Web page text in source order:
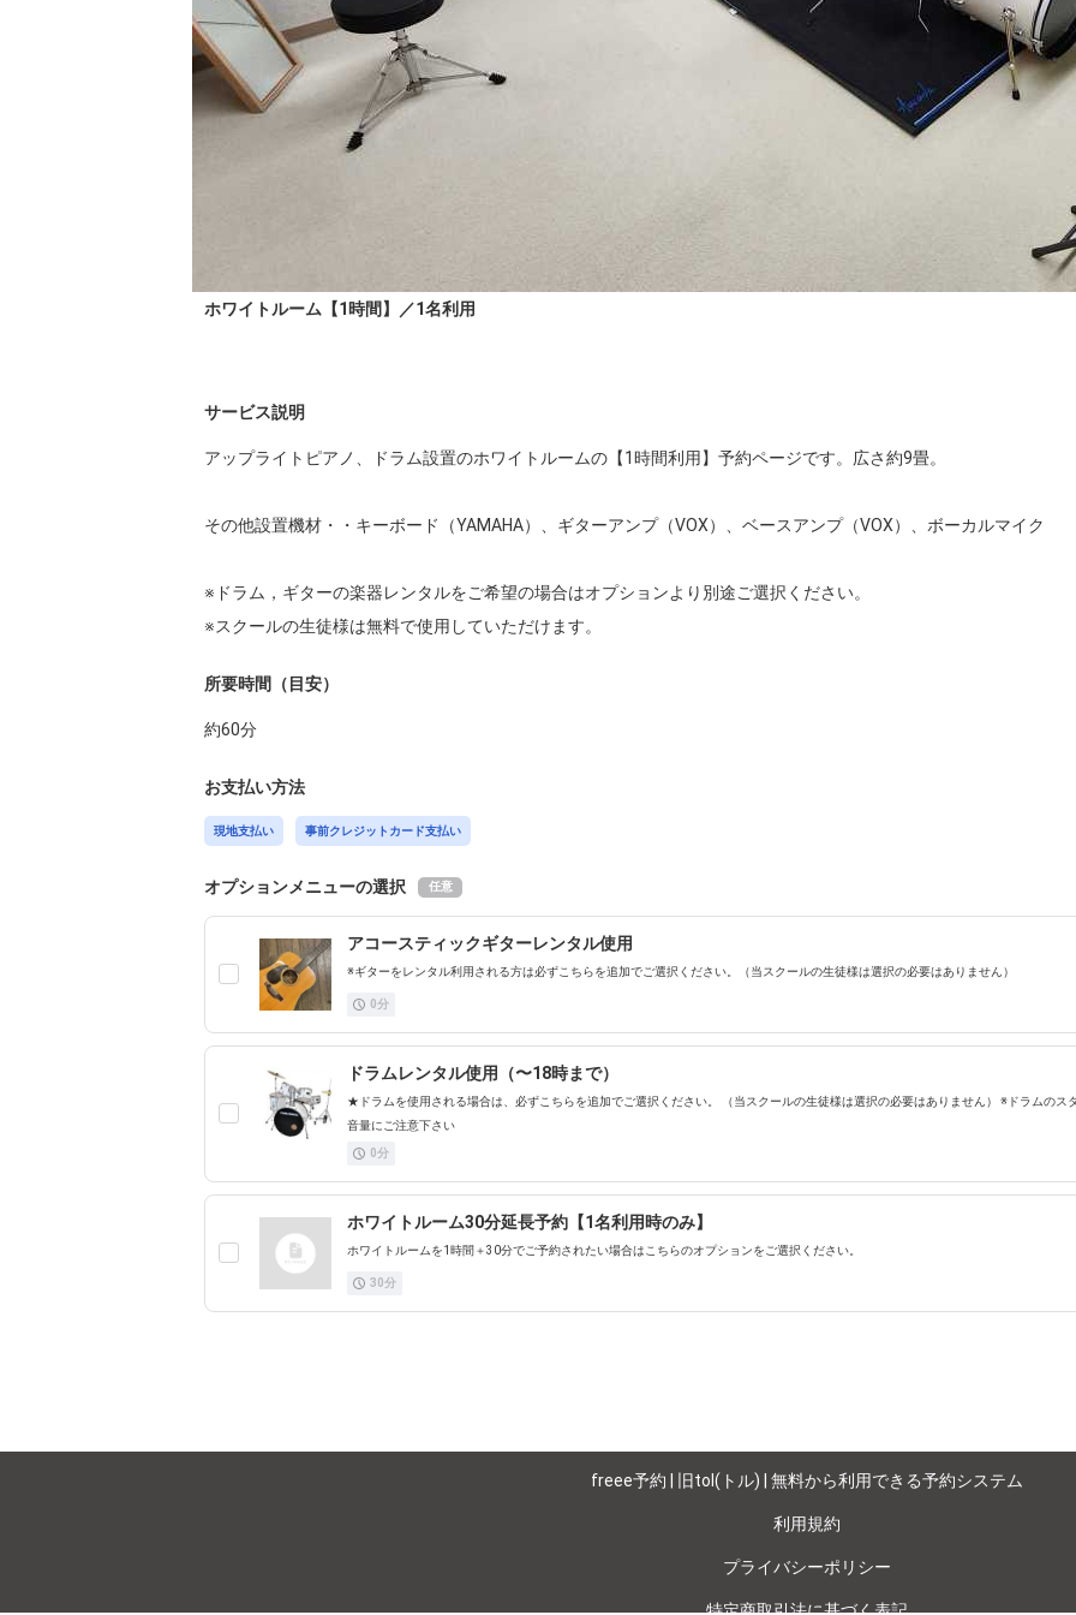
ホワイトルーム【1時間】／1名利用
サービス説明
アップライトピアノ、ドラム設置のホワイトルームの【1時間利用】予約ページです。広さ約9畳。
その他設置機材・・キーボード（YAMAHA）、ギターアンプ（VOX）、ベースアンプ（VOX）、ボーカルマイク
※ドラム，ギターの楽器レンタルをご希望の場合はオプションより別途ご選択ください。
※スクールの生徒様は無料で使用していただけます。
所要時間（目安）
約60分
お支払い方法
現地支払い 事前クレジットカード支払い
オプションメニューの選択 任意
アコースティックギターレンタル使用
※ギターをレンタル利用される方は必ずこちらを追加でご選択ください。（当スクールの生徒様は選択の必要はありません）
0分
ドラムレンタル使用（〜18時まで）
★ドラムを使用される場合は、必ずこちらを追加でご選択ください。 （当スクールの生徒様は選択の必要はありません） ※ドラムの
音量にご注意下さい
0分
ホワイトルーム30分延長予約【1名利用時のみ】
ホワイトルームを1時間＋30分でご予約されたい場合はこちらのオプションをご選択ください。
30分
freee予約 | 旧tol(トル) | 無料から利用できる予約システム
利用規約
プライバシーポリシー
特定商取引法に基づく表記